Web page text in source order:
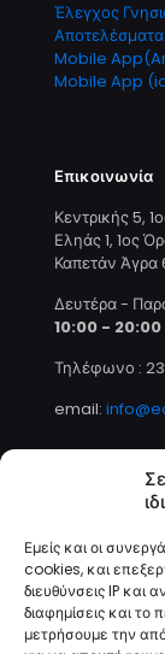
Εμείς και οι
cookies, και
διευθύνσεις IP και
διαφημίσεις και
μετρήσουμε την
Έλεγχος
Mobile
Mobile App
Επικοινωνία
Κεντρικής 5,
Εληάς 1, 1ος
Καπετάν Άγρα
Δευτέρα -
10:00 - 20:00
Τηλέφωνο :
email:
Τρόποι